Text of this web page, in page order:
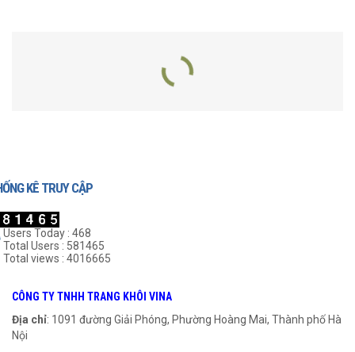
Gối UCP 314
999₫ 999 ₫
KÊ TRUY CẬP
Users Today : 468
Total Users : 581465
Total views : 4016665
CÔNG TY TNHH TRANG KHÔI VINA
Địa chỉ: 1091 đường Giải Phóng, Phường Hoàng Mai, Thành phố Hà
Nội